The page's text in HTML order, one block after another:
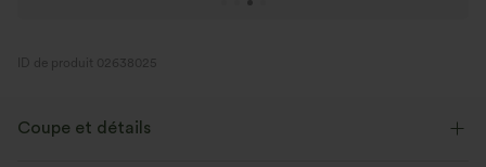
ID de produit 02638025
Coupe et détails